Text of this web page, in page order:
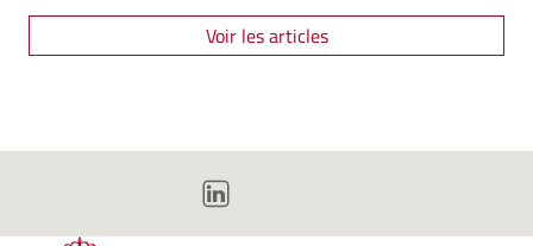
Voir les articles